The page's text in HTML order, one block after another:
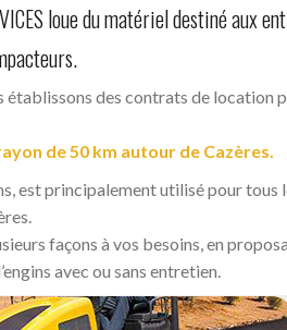
loue du matériel destiné aux
des contrats de location
de 50 km autour de Cazères.
est principalement utilisé pour tous
façons à vos besoins, en
avec ou sans entretien.